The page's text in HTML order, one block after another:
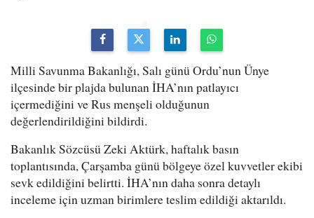
Milli Savunma Bakanlığı, Salı günü Ordu’nun Ünye
ilçesinde bir plajda bulunan İHA’nın patlayıcı
içermediğini ve Rus menşeli olduğunun
değerlendirildiğini bildirdi.
Bakanlık Sözcüsü Zeki Aktürk, haftalık basın
toplantısında, Çarşamba günü bölgeye özel kuvvetler ekibi
sevk edildiğini belirtti. İHA’nın daha sonra detaylı
inceleme için uzman birimlere teslim edildiği aktarıldı.